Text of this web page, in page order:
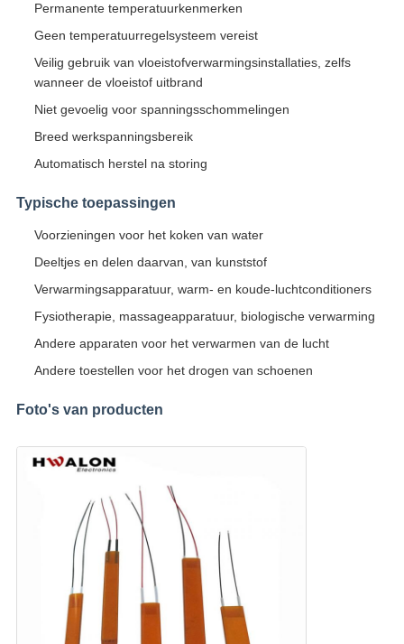
Permanente temperatuurkenmerken
Geen temperatuurregelsysteem vereist
Veilig gebruik van vloeistofverwarmingsinstallaties, zelfs
wanneer de vloeistof uitbrand
Niet gevoelig voor spanningsschommelingen
Breed werkspanningsbereik
Automatisch herstel na storing
Typische toepassingen
Voorzieningen voor het koken van water
Deeltjes en delen daarvan, van kunststof
Verwarmingsapparatuur, warm- en koude-luchtconditioners
Fysiotherapie, massageapparatuur, biologische verwarming
Andere apparaten voor het verwarmen van de lucht
Andere toestellen voor het drogen van schoenen
Foto's van producten